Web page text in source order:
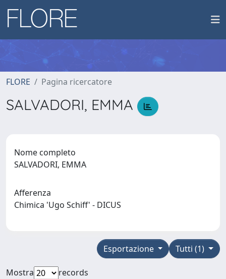
FLORE Pagina ricercatore
SALVADORI, EMMA
Nome completo
SALVADORI, EMMA
Afferenza
Chimica 'Ugo Schiff' - DICUS
Tutti (1)
Esportazione
Mostra
records